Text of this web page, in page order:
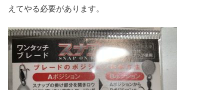
えてやる必要があります。